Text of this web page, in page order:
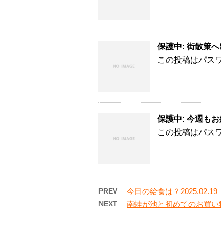
保護中: 街散策
この投稿はパス
保護中: 今週も
この投稿はパス
PREV 今日の給食は？2025.02.19
NEXT 南蛙が池と初めてのお買い